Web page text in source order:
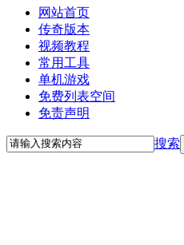
网站首页
传奇版本
视频教程
常用工具
单机游戏
免费列表空间
免责声明
搜索